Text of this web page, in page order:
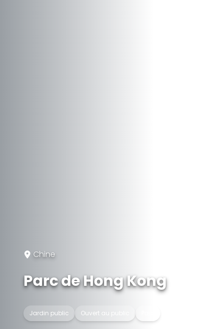
Chine
Parc de Hong Kong
Jardin public Ouvert au public